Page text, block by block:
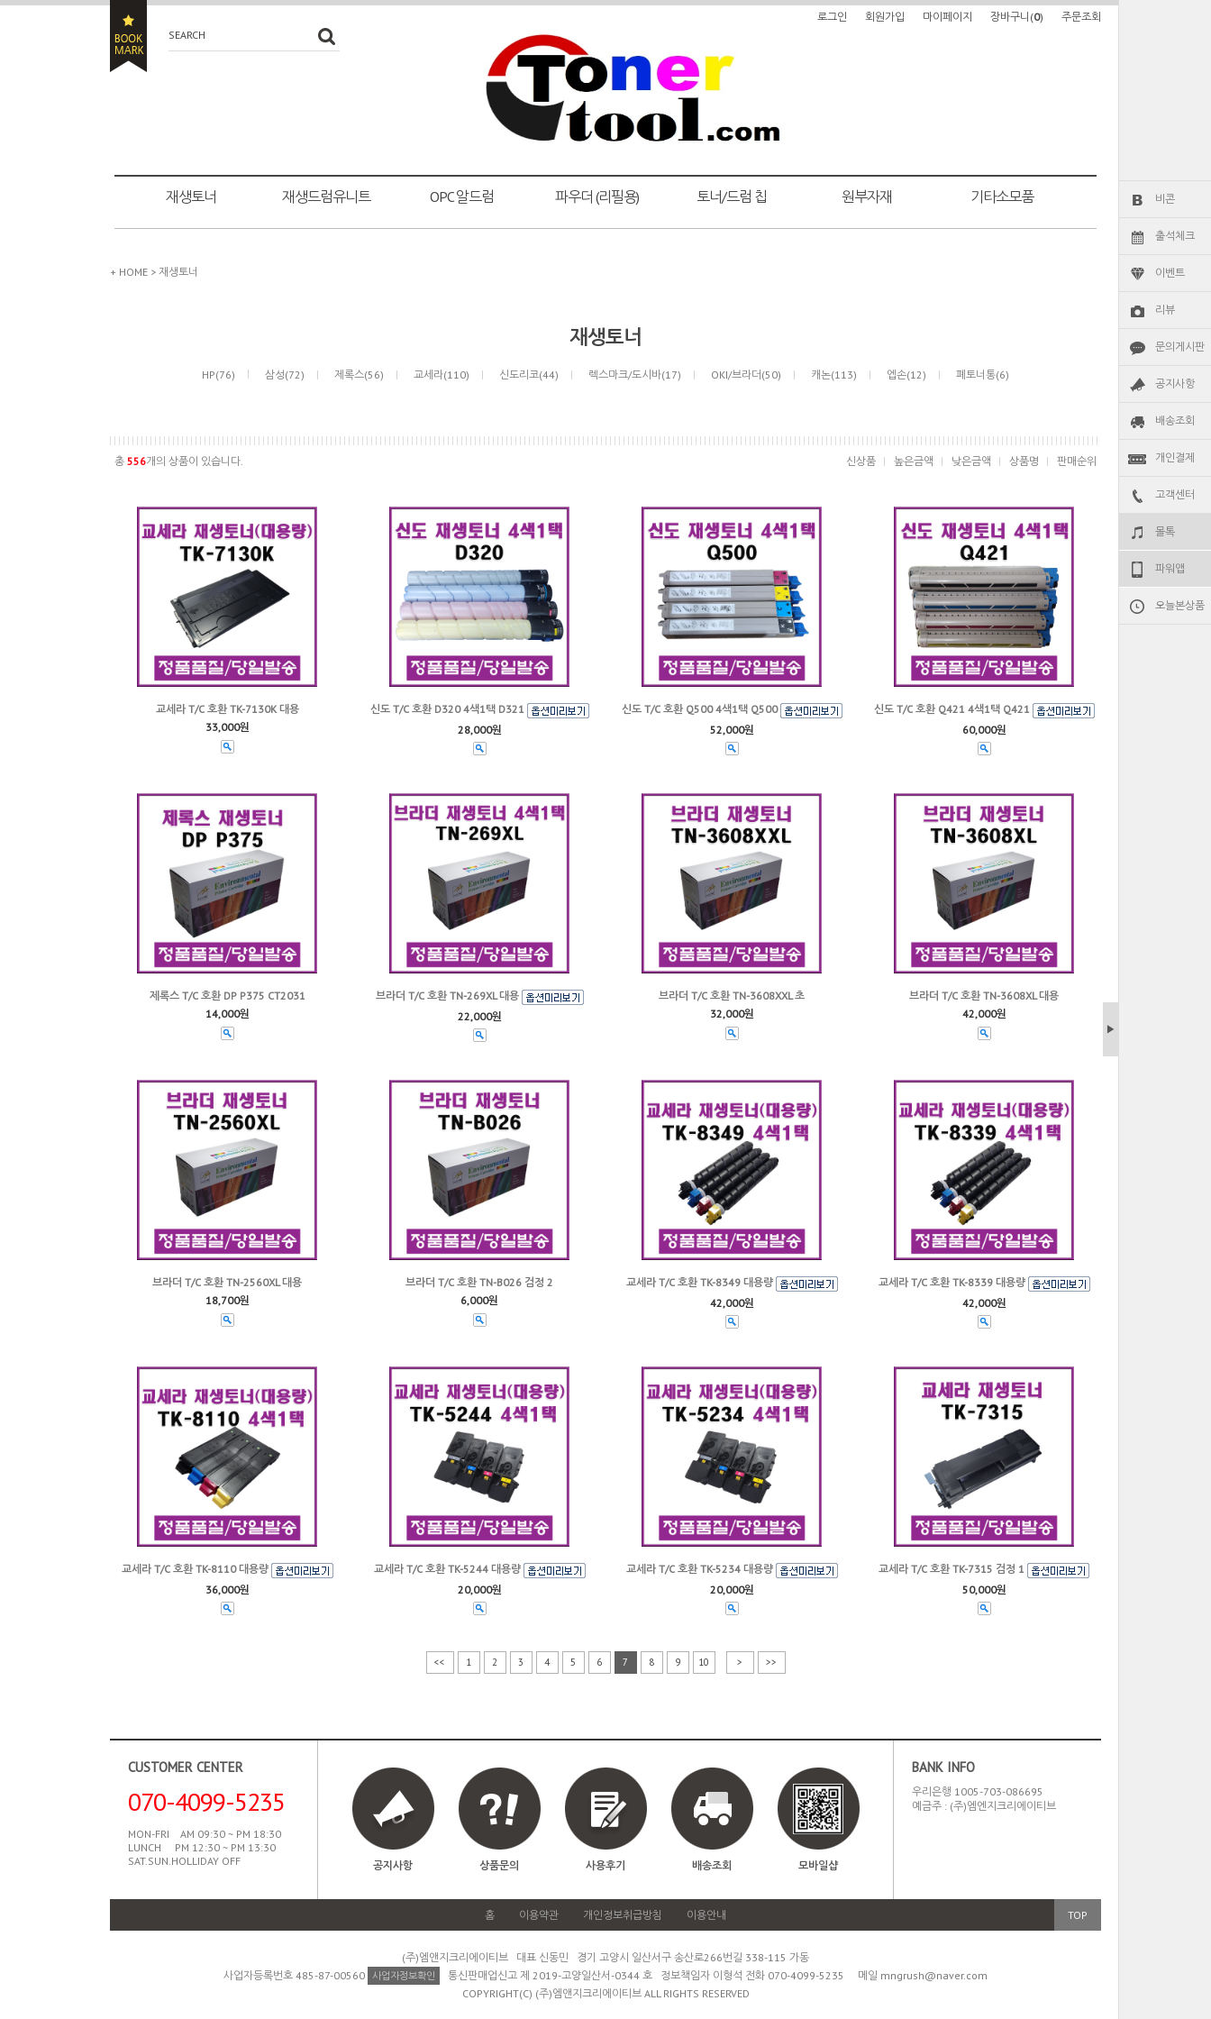
▶
비콘
출석체크
이벤트
리뷰
문의게시판
공지사항
배송조회
개인결제
고객센터
몰톡
파워앱
오늘본상품
SEARCH
로그인 회원가입 마이페이지 장바구니(0) 주문조회
재생토너 재생드럼유니트 OPC 알드럼 파우더 (리필용) 토너/드럼 칩 원부자재 기타소모품
+ HOME > 재생토너
재생토너
HP(76) 삼성(72) 제록스(56) 교세라(110) 신도리코(44) 렉스마크/도시바(17) OKI/브라더(50) 캐논(113) 엡손(12) 폐토너통(6)
총 556개의 상품이 있습니다. 신상품 높은금액 낮은금액 상품명 판매순위
교세라 T/C 호환 TK-7130K 대용
33,000원
신도 T/C 호환 D320 4색1택 D321
28,000원
신도 T/C 호환 Q500 4색1택 Q500
52,000원
신도 T/C 호환 Q421 4색1택 Q421
60,000원
제록스 T/C 호환 DP P375 CT2031
14,000원
브라더 T/C 호환 TN-269XL 대용
22,000원
브라더 T/C 호환 TN-3608XXL 초
32,000원
브라더 T/C 호환 TN-3608XL 대용
42,000원
브라더 T/C 호환 TN-2560XL 대용
18,700원
브라더 T/C 호환 TN-B026 검정 2
6,000원
교세라 T/C 호환 TK-8349 대용량
42,000원
교세라 T/C 호환 TK-8339 대용량
42,000원
교세라 T/C 호환 TK-8110 대용량
36,000원
교세라 T/C 호환 TK-5244 대용량
20,000원
교세라 T/C 호환 TK-5234 대용량
20,000원
교세라 T/C 호환 TK-7315 검정 1
50,000원
<< 1 2 3 4 5 6 7 8 9 10 > >>
CUSTOMER CENTER
070-4099-5235
MON-FRI AM 09:30 ~ PM 18:30
LUNCH PM 12:30 ~ PM 13:30
SAT.SUN.HOLLIDAY OFF
공지사항 상품문의 사용후기 배송조회 모바일샵
BANK INFO
우리은행 1005-703-086695
예금주 : (주)엠엔지크리에이티브
홈 이용약관 개인정보취급방침 이용안내 TOP
(주)엠앤지크리에이티브 대표 신동민 경기 고양시 일산서구 송산로266번길 338-115 가동
사업자등록번호 485-87-00560 사업자정보확인 통신판매업신고 제 2019-고양일산서-0344 호 정보책임자 이형석 전화 070-4099-5235 메일 mngrush@naver.com
COPYRIGHT(C) (주)엠앤지크리에이티브 ALL RIGHTS RESERVED